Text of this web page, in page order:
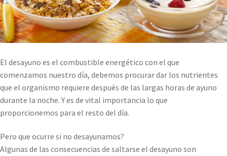
El desayuno es el combustible energético con el que
comenzamos nuestro día, debemos procurar dar los nutrientes
que el organismo requiere después de las largas horas de ayuno
durante la noche. Y es de vital importancia lo que
proporcionemos para el resto del día.
Pero que ocurre si no desayunamos?
Algunas de las consecuencias de saltarse el desayuno son